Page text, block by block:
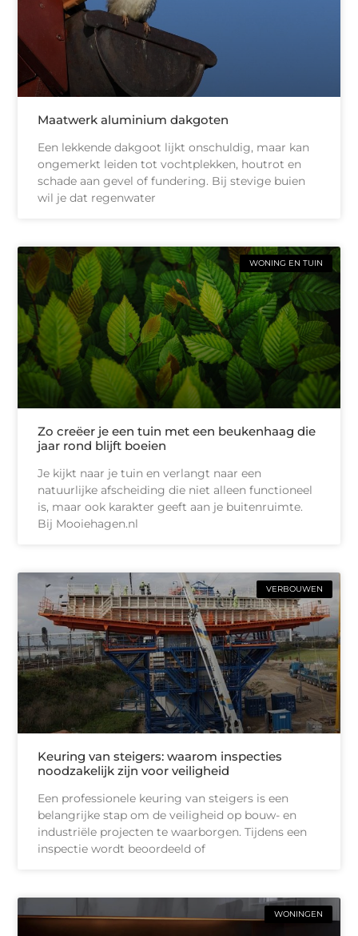
Maatwerk aluminium dakgoten
Een lekkende dakgoot lijkt onschuldig, maar kan
ongemerkt leiden tot vochtplekken, houtrot en
schade aan gevel of fundering. Bij stevige buien
wil je dat regenwater
WONING EN TUIN
Zo creëer je een tuin met een beukenhaag die
jaar rond blijft boeien
Je kijkt naar je tuin en verlangt naar een
natuurlijke afscheiding die niet alleen functioneel
is, maar ook karakter geeft aan je buitenruimte.
Bij Mooiehagen.nl
VERBOUWEN
Keuring van steigers: waarom inspecties
noodzakelijk zijn voor veiligheid
Een professionele keuring van steigers is een
belangrijke stap om de veiligheid op bouw- en
industriële projecten te waarborgen. Tijdens een
inspectie wordt beoordeeld of
WONINGEN